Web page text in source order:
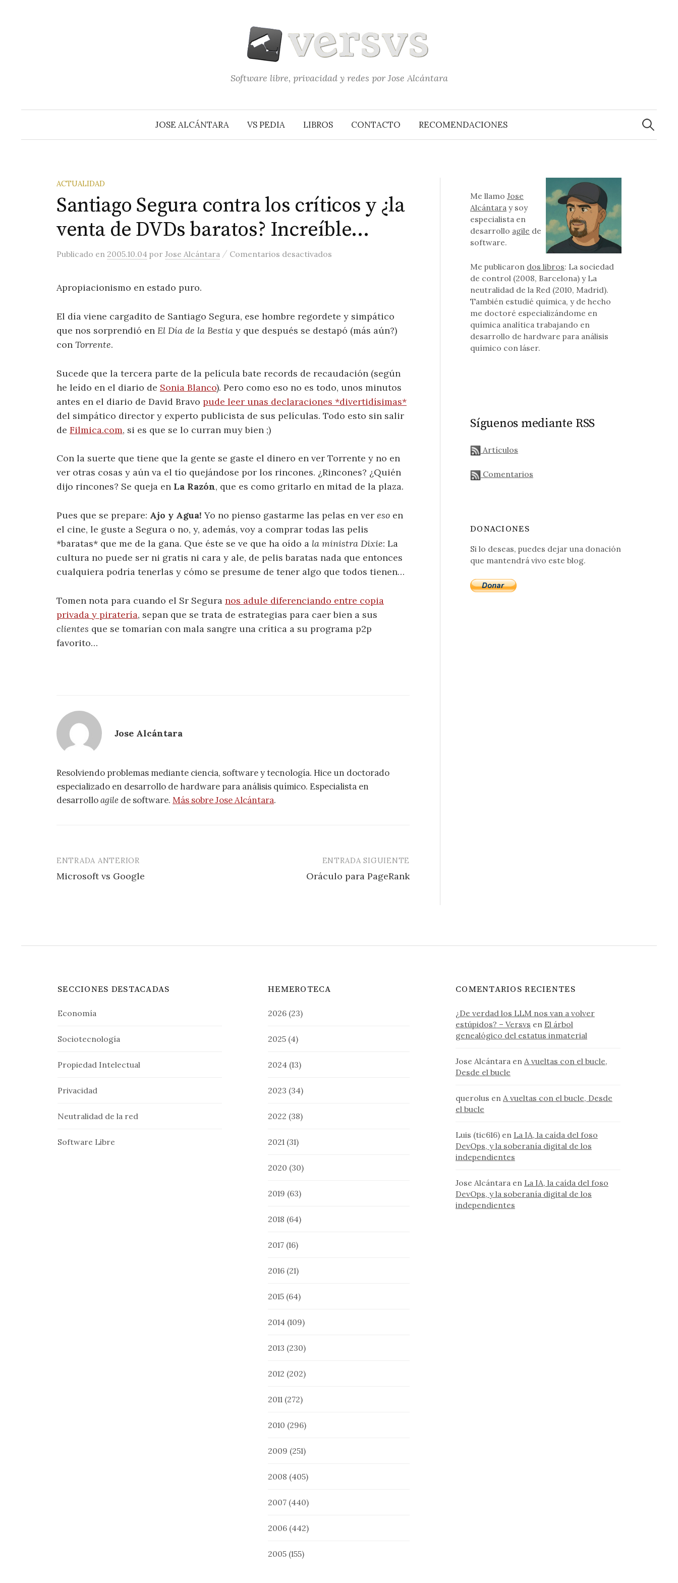
Software libre, privacidad y redes por Jose Alcántara
JOSE ALCÁNTARA VS PEDIA LIBROS CONTACTO RECOMENDACIONES
Buscar:
ACTUALIDAD
Santiago Segura contra los críticos y ¿la
venta de DVDs baratos? Increíble…
Publicado en 2005.10.04 por Jose Alcántara / Comentarios desactivados en Santiago Segura contra los críticos y ¿la venta de DVDs baratos? Increíble…
Apropiacionismo en estado puro.
El día viene cargadito de Santiago Segura, ese hombre regordete y simpático
que nos sorprendió en El Día de la Bestia y que después se destapó (más aún?)
con Torrente.
Sucede que la tercera parte de la película bate records de recaudación (según
he leído en el diario de Sonia Blanco). Pero como eso no es todo, unos minutos
antes en el diario de David Bravo pude leer unas declaraciones *divertidísimas*
del simpático director y experto publicista de sus películas. Todo esto sin salir
de Filmica.com, si es que se lo curran muy bien ;)
Con la suerte que tiene que la gente se gaste el dinero en ver Torrente y no en
ver otras cosas y aún va el tío quejándose por los rincones. ¿Rincones? ¿Quién
dijo rincones? Se queja en La Razón, que es como gritarlo en mitad de la plaza.
Pues que se prepare: Ajo y Agua! Yo no pienso gastarme las pelas en ver eso en
el cine, le guste a Segura o no, y, además, voy a comprar todas las pelis
*baratas* que me de la gana. Que éste se ve que ha oído a la ministra Dixie: La
cultura no puede ser ni gratis ni cara y ale, de pelis baratas nada que entonces
cualquiera podría tenerlas y cómo se presume de tener algo que todos tienen…
Tomen nota para cuando el Sr Segura nos adule diferenciando entre copia
privada y piratería, sepan que se trata de estrategias para caer bien a sus
clientes que se tomarían con mala sangre una crítica a su programa p2p
favorito…
Jose Alcántara
Resolviendo problemas mediante ciencia, software y tecnología. Hice un doctorado
especializado en desarrollo de hardware para análisis químico. Especialista en
desarrolloagile de software. Más sobre Jose Alcántara.
Navegación
de
ENTRADA ANTERIOR
Microsoft vs Google
ENTRADA SIGUIENTE
Oráculo para PageRank
Me llamoJose
Alcántara y soy
especialista en
desarrollo agile de
software.
Me publicaron dos libros: La sociedad
de control (2008, Barcelona) y La
neutralidad de la Red (2010, Madrid).
También estudié química, y de hecho
me doctoré especializándome en
química analítica trabajando en
desarrollo de hardware para análisis
químico con láser.
Síguenos mediante RSS
Artículos
Comentarios
DONACIONES
Si lo deseas, puedes dejar una donación
que mantendrá vivo este blog.
SECCIONES DESTACADAS
Economía
Sociotecnología
Propiedad Intelectual
Privacidad
Neutralidad de la red
Software Libre
HEMEROTECA
2026 (23)
2025 (4)
2024 (13)
2023 (34)
2022 (38)
2021 (31)
2020 (30)
2019 (63)
2018 (64)
2017 (16)
2016 (21)
2015 (64)
2014 (109)
2013 (230)
2012 (202)
2011 (272)
2010 (296)
2009 (251)
2008 (405)
2007 (440)
2006 (442)
2005 (155)
COMENTARIOS RECIENTES
¿De verdad los LLM nos van a volver
estúpidos? – Versvs en El árbol
genealógico del estatus inmaterial
Jose Alcántara en A vueltas con el bucle,
Desde el bucle
querolus en A vueltas con el bucle, Desde
el bucle
Luis (tic616) en La IA, la caída del foso
DevOps, y la soberanía digital de los
independientes
Jose Alcántara en La IA, la caída del foso
DevOps, y la soberanía digital de los
independientes